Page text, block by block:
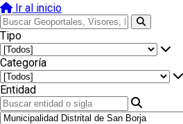
Ir al inicio
Tipo
Categoría
Entidad